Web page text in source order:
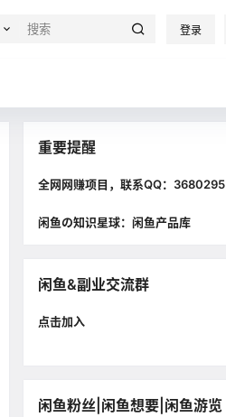
登录
重要提醒
全网网赚项目，联系QQ：3680295
闲鱼の知识星球：闲鱼产品库
闲鱼&副业交流群
点击加入
闲鱼粉丝|闲鱼想要|闲鱼游览